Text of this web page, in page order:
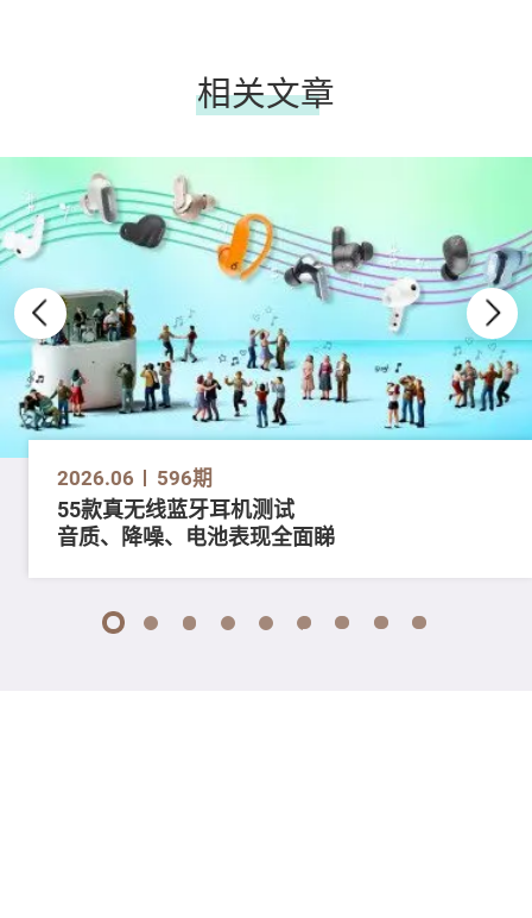
相关文章
2026.06 596期
55款真无线蓝牙耳机测试
音质、降噪、电池表现全面睇
1 2 3 4 5 6 7 8 9